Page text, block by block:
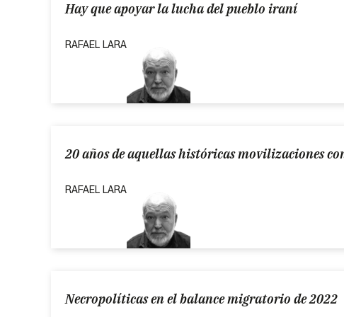
Hay que apoyar la lucha del pueblo iraní
RAFAEL LARA
20 años de aquellas históricas movilizaciones
RAFAEL LARA
Necropolíticas en el balance migratorio de 2022